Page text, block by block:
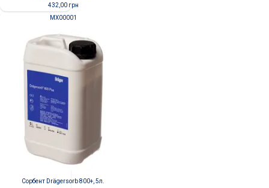
432,00грн
MX00001
Сорбент Drägersorb 800+, 5л.